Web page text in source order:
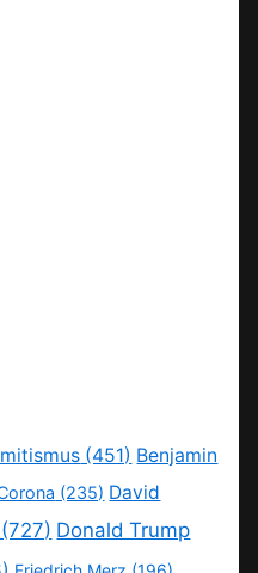
(451) Benjamin
(235) David
(727) Donald Trump